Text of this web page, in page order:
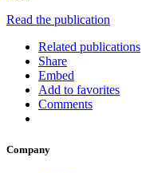
Read the publication
Related publications
Share
Embed
Add to favorites
Comments
Company